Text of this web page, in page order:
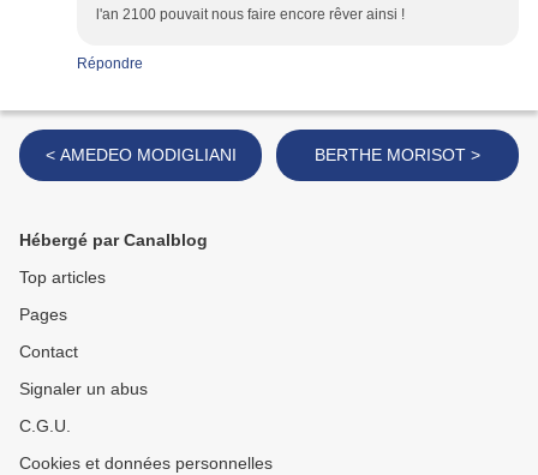
l'an 2100 pouvait nous faire encore rêver ainsi !
Répondre
< AMEDEO MODIGLIANI BERTHE MORISOT >
Hébergé par Canalblog
Top articles
Pages
Contact
Signaler un abus
C.G.U.
Cookies et données personnelles